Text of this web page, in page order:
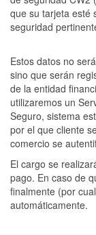
que su tarjeta esté
seguridad
Estos datos no
sino que serán
de la entidad
utilizaremos un
Seguro, sistema
por el que cliente
comercio se
El cargo se
pago. En caso de
finalmente (por
automáticamente.